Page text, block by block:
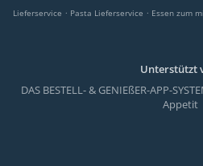
Lieferservice . Pasta Lieferservice . Essen zum
Unterstützt
DAS BESTELL- & GENIEßER-APP-
Appetit